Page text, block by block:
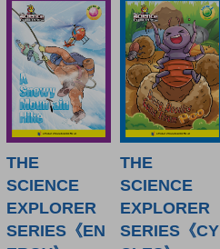
THE
SCIENCE
EXPLORER
SERIES《EN
THE
SCIENCE
EXPLORER
SERIES《CY